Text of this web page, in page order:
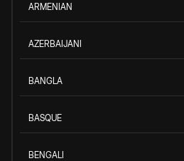
ARMENIAN
AZERBAIJANI
BANGLA
BASQUE
BENGALI